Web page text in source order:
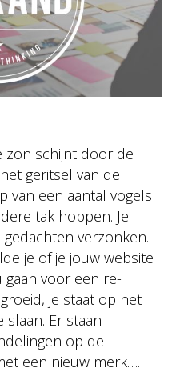
zon schijnt door de
geritsel van de
van een aantal vogels
tak hoppen. Je
verzonken.
je of je jouw website
gaan voor een re-
je staat op het
Er staan
op de
een nieuw merk….